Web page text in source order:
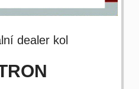
dealer kol